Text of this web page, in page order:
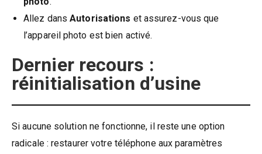
Allez dansAutorisations et assurez-vous que
l’appareil photo est bien activé.
Dernier recours :
réinitialisation d’usine
Si aucune solution ne fonctionne, il reste une option
radicale : restaurer votre téléphone aux paramètres